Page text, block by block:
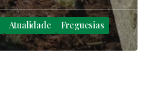
Atualidade Freguesias